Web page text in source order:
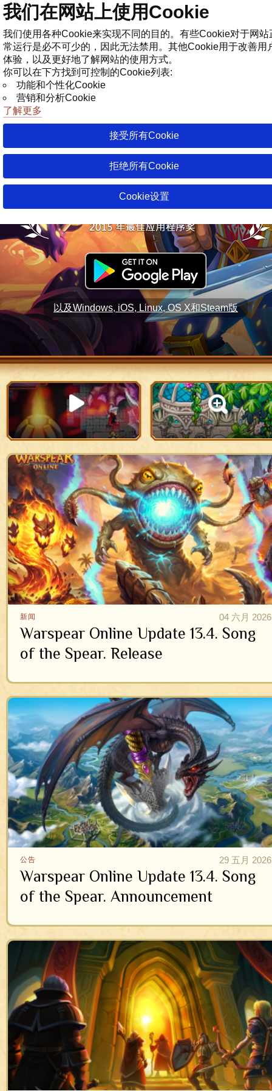
我们在网站上使用Cookie
我们使用各种Cookie来实现不同的目的。有些Cookie对于网站
常运行是必不可少的，因此无法禁用。其他Cookie用于改善用
体验，以及更好地了解网站的使用方式。
你可以在下方找到可控制的Cookie列表:
功能和个性化Cookie
营销和分析Cookie
了解更多
接受所有Cookie
拒绝所有Cookie
Cookie设置
以及Windows, iOS, Linux, OS X和Steam版
新闻
Warspear Online Update 13.4. Song
of the Spear. Release
04 六月 2026
公告
Warspear Online Update 13.4. Song
of the Spear. Announcement
29 五月 2026